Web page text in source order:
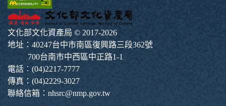
文化部文化資產局 © 2017-2026
地址：40247台中市南區復興路三段362號
700台南市中西區中正路1-1
電話︰(04)2217-7777
傳真：(04)2229-3027
聯絡信箱：nhsrc@nmp.gov.tw